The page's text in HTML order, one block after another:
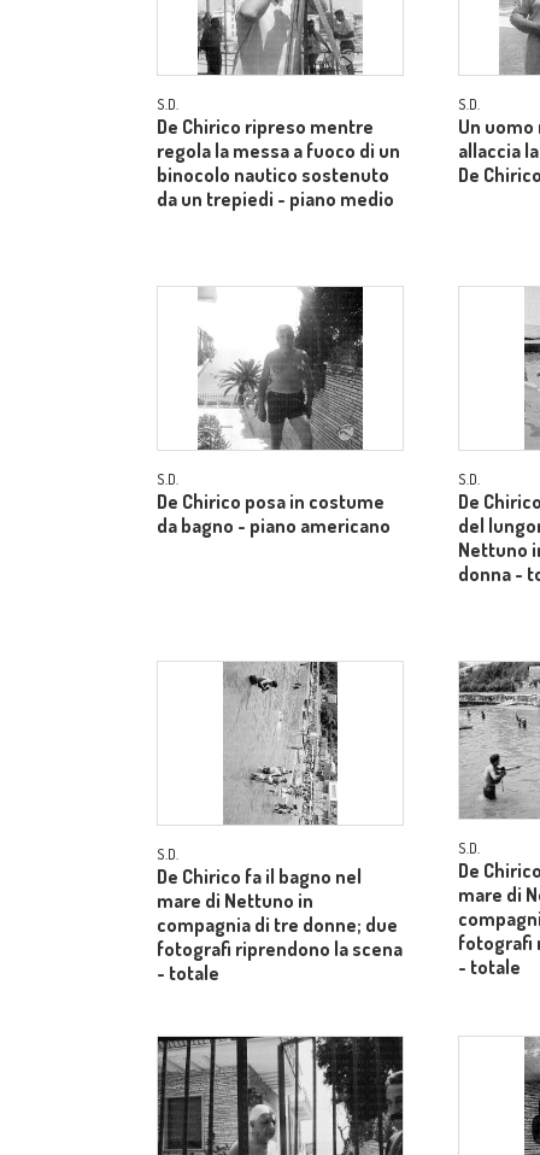
S.D.
De Chirico ripreso mentre
regola la messa a fuoco di un
binocolo nautico sostenuto
da un trepiedi - piano medio
S.D.
Un
allaccia
De
S.D.
De Chirico posa in costume
da bagno - piano americano
S.D.
De
del
Nettuno
donna -
S.D.
De Chirico fa il bagno nel
mare di Nettuno in
compagnia di tre donne; due
fotografi riprendono la scena
- totale
S.D.
De
mare di
fotografi
- totale